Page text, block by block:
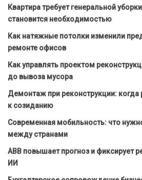
Квартира требует генеральной
становится необходимостью
Как натяжные потолки изменили
ремонте офисов
Как управлять проектом
до вывоза мусора
Демонтаж при реконструкции: когда
к созиданию
Современная мобильность: что
между странами
ABB повышает прогноз и фиксирует
ИИ